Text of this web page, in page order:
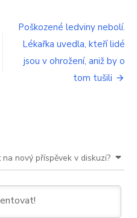
Poškozené ledviny nebolí.
Lékařka uvedla, kteří lidé
jsou v ohrožení, aniž by o
tom tušili
nový příspěvek v diskuzi?